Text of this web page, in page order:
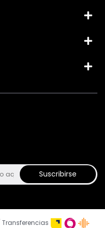
Suscribirse
Transferencias